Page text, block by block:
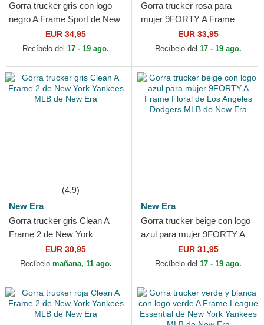
Gorra trucker gris con logo
negro A Frame Sport de New
York Yankees MLB de New
EUR 34,95
Recíbelo del 17 - 19 ago.
Gorra trucker rosa para
mujer 9FORTY A Frame
Floral de New York Yankees
MLB de New Era
EUR 33,95
Recíbelo del 17 - 19 ago.
(4.9)
New Era
Gorra trucker gris Clean A
Frame 2 de New York
Yankees MLB de New Era
EUR 30,95
Recíbelo mañana, 11 ago.
New Era
Gorra trucker beige con logo
azul para mujer 9FORTY A
Frame Floral de Los Angeles
Dodgers MLB de...
EUR 31,95
Recíbelo del 17 - 19 ago.